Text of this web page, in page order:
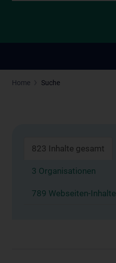
Home Suche
823 Inhalte gesamt
3 Organisationen
789 Webseiten-Inhalte